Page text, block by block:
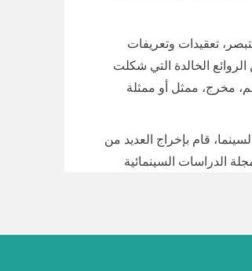
تعقيدات وتعريفات
الخالدة التي شكلت
مخرج، ممثل أو ممثلة
قام بإخراج العديد من
الدراسات السينمائية